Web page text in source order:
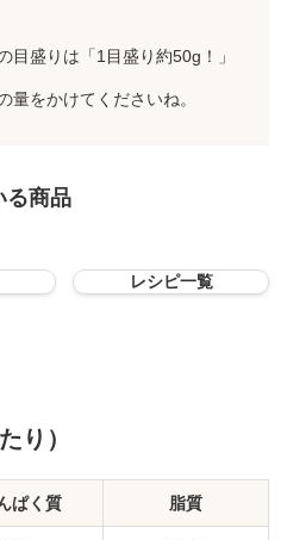
目盛りは「1目盛り約50g！」
量をかけてくださいね。
る商品
レシピ一覧
り）
ぱく質 脂質